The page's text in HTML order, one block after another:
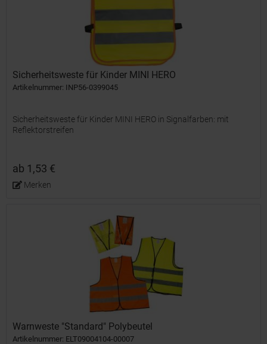
Sicherheitsweste für Kinder MINI HERO
Artikelnummer: INP56-0399045
Sicherheitsweste für Kinder MINI HERO in Signalfarben: mit
Reflektorstreifen
ab 1,53 €
Merken
Warnweste "Standard" Polybeutel
Artikelnummer: ELT09004104-00007